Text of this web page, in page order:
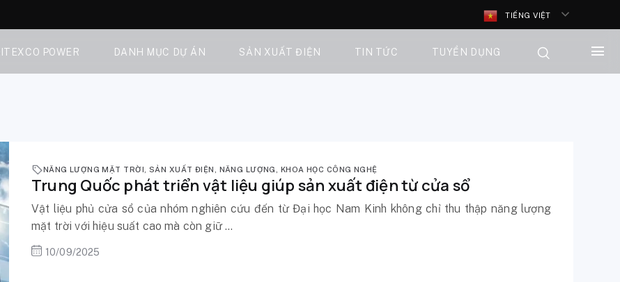
TIẾNG VIỆT
POWER DANH MỤC DỰ ÁN SẢN XUẤT ĐIỆN TIN TỨC TUYỂN DỤNG
NĂNG LƯỢNG MẶT TRỜI SẢN XUẤT ĐIỆN NĂNG LƯỢNG KHOA HỌC CÔNG NGHỆ
Trung Quốc phát triển vật liệu giúp sản xuất điện từ cửa sổ
Vật liệu phủ cửa sổ của nhóm nghiên cứu đến từ Đại học Nam Kinh không chỉ thu thập năng lượng
mặt trời với hiệu suất cao mà còn giữ ...
10/09/2025